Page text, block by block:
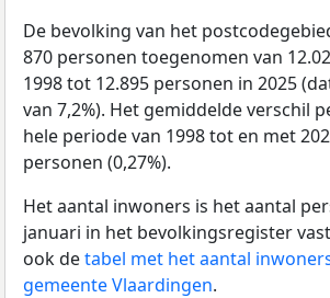
De bevolking van het
870 personen toegenomen van
1998 tot 12.895 personen in 2025
van 7,2%). Het gemiddelde verschil
hele periode van 1998 tot en met
personen (0,27%).
Het aantal inwoners is het aantal
januari in het bevolkingsregister
ook detabel met het aantal
gemeente Vlaardingen.